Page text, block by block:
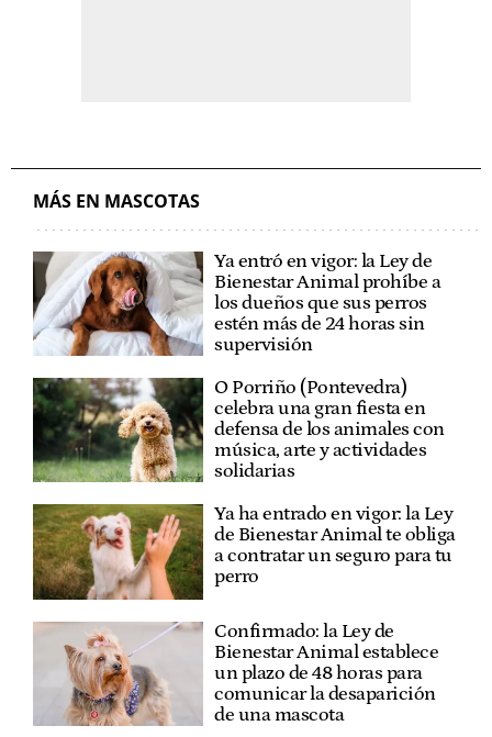
MÁS EN MASCOTAS
Ya entró en vigor: la Ley de
Bienestar Animal prohíbe a
los dueños que sus perros
estén más de 24 horas sin
supervisión
O Porriño (Pontevedra)
celebra una gran fiesta en
defensa de los animales con
música, arte y actividades
solidarias
Ya ha entrado en vigor: la Ley
de Bienestar Animal te obliga
a contratar un seguro para tu
perro
Confirmado: la Ley de
Bienestar Animal establece
un plazo de 48 horas para
comunicar la desaparición
de una mascota